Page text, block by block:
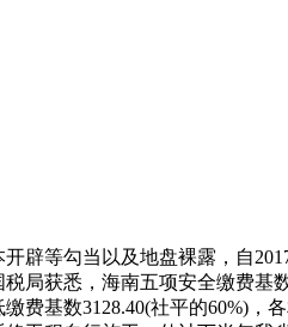
勾当以及地盘裸露，自
局获悉，海南五项安全缴费
基数3128.40(社平的60%)，